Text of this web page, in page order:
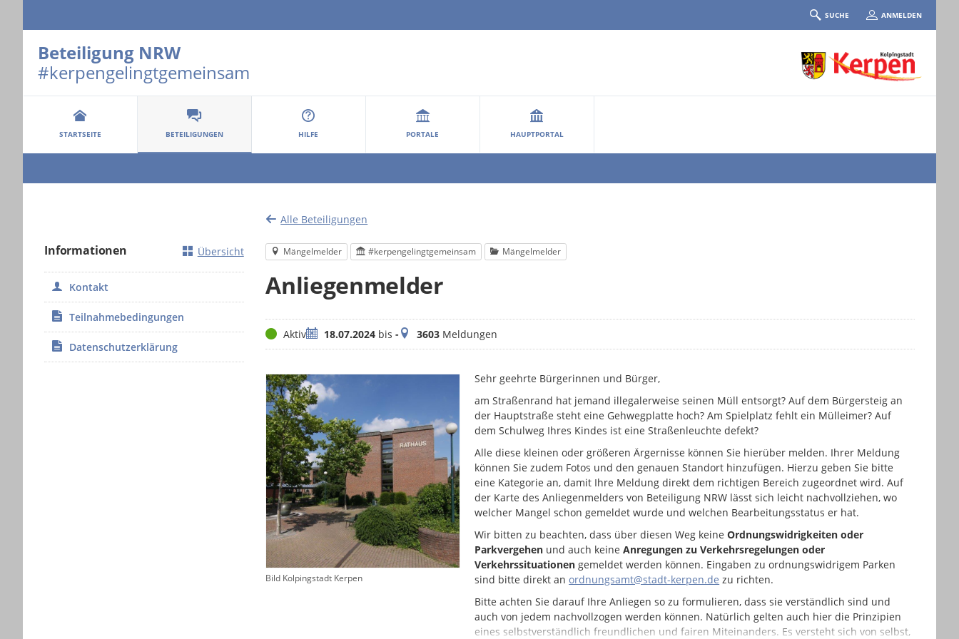
SUCHE ANMELDEN
Beteiligung NRW
#kerpengelingtgemeinsam
STARTSEITE BETEILIGUNGEN HILFE PORTALE HAUPTPORTAL
Alle Beteiligungen
Mängelmelder #kerpengelingtgemeinsam Mängelmelder
Anliegenmelder
StatusAktivZeitraum
18.07.2024 bis- Meldungen
3603 Meldungen
Bild Kolpingstadt Kerpen
Sehr geehrte Bürgerinnen und Bürger,
am Straßenrand hat jemand illegalerweise seinen Müll entsorgt? Auf dem Bürgersteig an
der Hauptstraße steht eine Gehwegplatte hoch? Am Spielplatz fehlt ein Mülleimer? Auf
dem Schulweg Ihres Kindes ist eine Straßenleuchte defekt?
Alle diese kleinen oder größeren Ärgernisse können Sie hierüber melden. Ihrer Meldung
können Sie zudem Fotos und den genauen Standort hinzufügen. Hierzu geben Sie bitte
eine Kategorie an, damit Ihre Meldung direkt dem richtigen Bereich zugeordnet wird. Auf
der Karte des Anliegenmelders von Beteiligung NRW lässt sich leicht nachvollziehen, wo
welcher Mangel schon gemeldet wurde und welchen Bearbeitungsstatus er hat.
Wir bitten zu beachten, dass über diesen Weg keineOrdnungswidrigkeiten oder
Parkvergehen und auch keine Anregungen zu Verkehrsregelungen oder
Verkehrssituationengemeldet werden können. Eingaben zu ordnungswidrigem Parken
sind bitte direkt anordnungsamt@stadt-kerpen.de zu richten.
Bitte achten Sie darauf Ihre Anliegen so zu formulieren, dass sie verständlich sind und
auch von jedem nachvollzogen werden können. Natürlich gelten auch hier die Prinzipien
eines selbstverständlich freundlichen und fairen Miteinanders. Es versteht sich von selbst,
Informationen Übersicht
Kontakt
Teilnahmebedingungen
Datenschutzerklärung